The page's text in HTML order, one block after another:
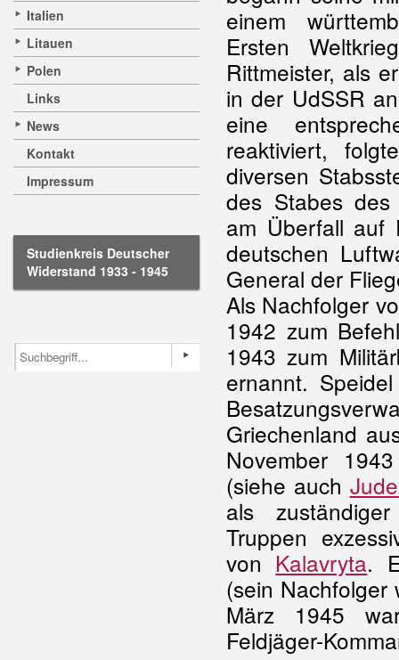
Italien
Litauen
Polen
Links
News
Kontakt
Impressum
Studienkreis Deutscher
Widerstand 1933 - 1945
einem
Ersten
Rittmeister, als
in der UdSSR
eine
reaktiviert,
diversen
des Stabes des
am Überfall auf
deutschen
General der
Als Nachfolger
1942 zum
1943 zum
ernannt.
Griechenland
November
(siehe auch
als
Truppen
von Kalavryta.
(sein Nachfolger
März 1945
Feldjäger-